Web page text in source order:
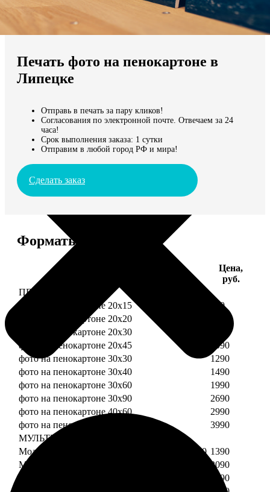
Мы доставляем по всему миру
Продолжить без города
Печать фото на пенокартоне в
Липецке
Отправь в печать за пару кликов!
Согласования по электронной почте. Отвечаем за 24
часа!
Срок выполнения заказа: 1 сутки
Отправим в любой город РФ и мира!
Сделать заказ
Форматы и цены
Цена,
руб.
ПЕНОКАРТОН
фото на пенокартоне 20х15
690
фото на пенокартоне 20х20
фото на пенокартоне 20х30
фото на пенокартоне 20х45
1090
фото на пенокартоне 30х30
1290
фото на пенокартоне 30х40
1490
фото на пенокартоне 30х60
1990
фото на пенокартоне 30х90
2690
фото на пенокартоне 40х60
2990
фото на пенокартоне 50х70
3990
МУЛЬТИПЕНОКАРТОН
Модульный пенокартон из двух частей 20х20 1390
Модульный пенокартон из трех частей 20х20
2090
1590